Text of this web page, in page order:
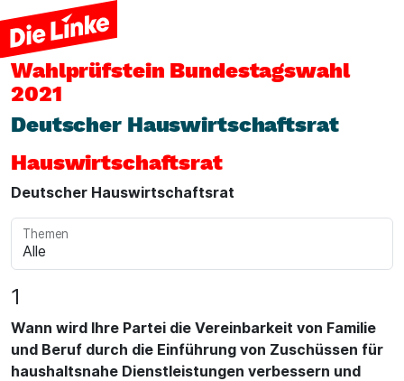
Wahlprüfstein Bundestagswahl
2021
Deutscher Hauswirtschaftsrat
Hauswirtschaftsrat
Deutscher Hauswirtschaftsrat
Themen
1
Wann wird Ihre Partei die Vereinbarkeit von Familie
und Beruf durch die Einführung von Zuschüssen für
haushaltsnahe Dienstleistungen verbessern und